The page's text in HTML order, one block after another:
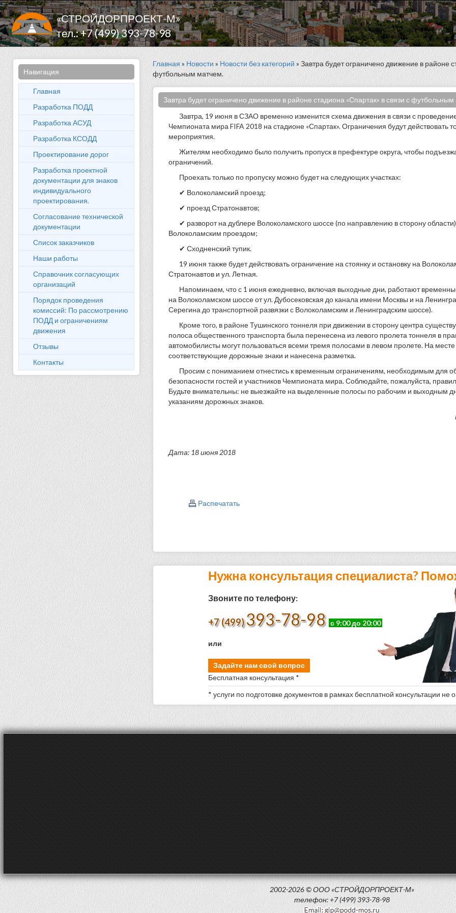
«СТРОЙДОРПРОЕКТ-М»
тел.: +7 (499) 393-78-98
Навигация
Главная
Разработка ПОДД
Разработка АСУД
Разработка КСОДД
Проектирование дорог
Разработка проектной
документации для знаков
индивидуального
проектирования.
Согласование технической
документации
Список заказчиков
Наши работы
Справочник согласующих
организаций
Порядок проведения
комиссий: По рассмотрению
ПОДД и ограничениям
движения
Отзывы
Контакты
Главная » Новости » Новости без категорий » Завтра будет ограничено движение в районе
футбольным матчем.
Завтра будет ограничено движение в районе стадиона «Спартак» в связи с
Завтра, 19 июня в СЗАО временно изменится схема движения в связи с
Чемпионата мира FIFA 2018 на стадионе «Спартак». Ограничения будут действовать
мероприятия.
Жителям необходимо было получить пропуск в префектуре округа, чтобы
ограничений.
Проехать только по пропуску можно будет на следующих участках:
✔ Волоколамский проезд;
✔ проезд Стратонавтов;
✔ разворот на дублере Волоколамского шоссе (по направлению в сторону
Волоколамским проездом;
✔ Сходненский тупик.
19 июня также будет действовать ограничение на стоянку и остановку на
Стратонавтов и ул. Летная.
Напоминаем, что с 1 июня ежедневно, включая выходные дни, работают
на Волоколамском шоссе от ул. Дубосековская до канала имени Москвы и на
Серегина до транспортной развязки с Волоколамским и Ленинградским шоссе).
Кроме того, в районе Тушинского тоннеля при движении в сторону центра
полоса общественного транспорта была перенесена из левого пролета тоннеля в
автомобилисты могут пользоваться всеми тремя полосами в левом пролете. На
соответствующие дорожные знаки и нанесена разметка.
Просим с пониманием отнестись к временным ограничениям, необходимым для
безопасности гостей и участников Чемпионата мира. Соблюдайте, пожалуйста,
Будьте внимательны: не выезжайте на выделенные полосы по рабочим и выходным
указаниям дорожных знаков.
Дата: 18 июня 2018
Распечатать
Нужна консультация специалиста?
Звоните по телефону:
+7 (499) 393-78-98 с 9:00 до 20:00
или
Задайте нам свой вопрос
Бесплатная консультация *
* услуги по подготовке документов в рамках бесплатной консультации не
2002-2026 © ООО «СТРОЙДОРПРОЕКТ-М»
телефон: +7 (499) 393-78-98